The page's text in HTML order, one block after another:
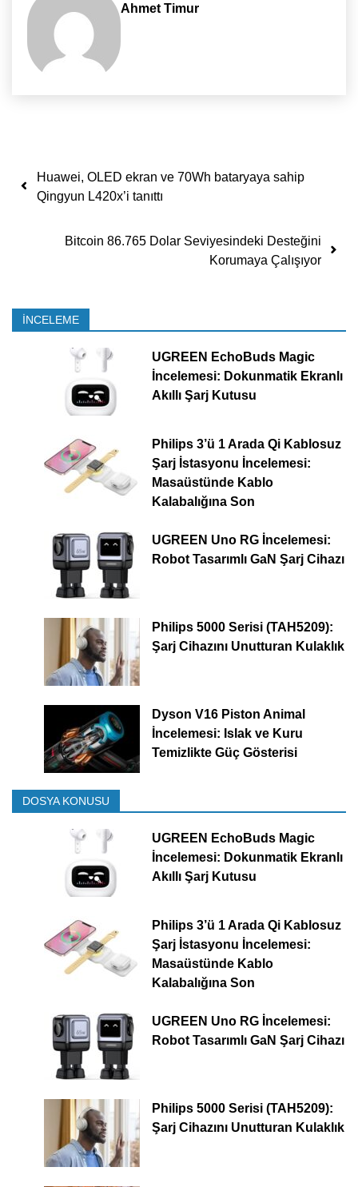
Ahmet Timur
Yazı dolaşımı
Huawei, OLED ekran ve 70Wh bataryaya sahip
Qingyun L420x’i tanıttı
Bitcoin 86.765 Dolar Seviyesindeki Desteğini
Korumaya Çalışıyor
İNCELEME
UGREEN EchoBuds Magic
İncelemesi: Dokunmatik Ekranlı
Akıllı Şarj Kutusu
Philips 3’ü 1 Arada Qi Kablosuz
Şarj İstasyonu İncelemesi:
Masaüstünde Kablo
Kalabalığına Son
UGREEN Uno RG İncelemesi:
Robot Tasarımlı GaN Şarj Cihazı
Philips 5000 Serisi (TAH5209):
Şarj Cihazını Unutturan Kulaklık
Dyson V16 Piston Animal
İncelemesi: Islak ve Kuru
Temizlikte Güç Gösterisi
DOSYA KONUSU
UGREEN EchoBuds Magic
İncelemesi: Dokunmatik Ekranlı
Akıllı Şarj Kutusu
Philips 3’ü 1 Arada Qi Kablosuz
Şarj İstasyonu İncelemesi:
Masaüstünde Kablo
Kalabalığına Son
UGREEN Uno RG İncelemesi:
Robot Tasarımlı GaN Şarj Cihazı
Philips 5000 Serisi (TAH5209):
Şarj Cihazını Unutturan Kulaklık